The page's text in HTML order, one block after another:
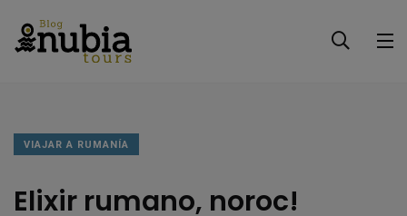
VIAJAR A RUMANÍA
Elixir rumano, noroc!